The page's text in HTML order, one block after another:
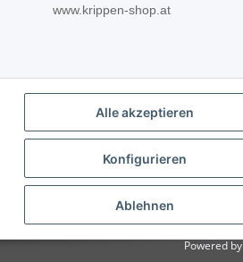
Alle akzeptieren
Konfigurieren
Ablehnen
www.krippen-shop.at
Powered by